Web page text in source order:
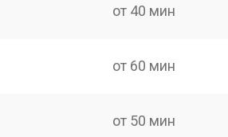
от 40 мин
от 60 мин
от 50 мин